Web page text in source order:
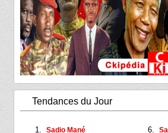
Tendances du Jour
Sadio Mané